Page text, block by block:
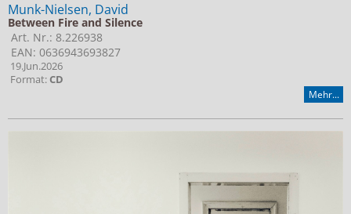
Munk-Nielsen, David
Between Fire and Silence
Art. Nr.: 8.226938
EAN: 0636943693827
19.Jun.2026
Format:CD
Mehr...